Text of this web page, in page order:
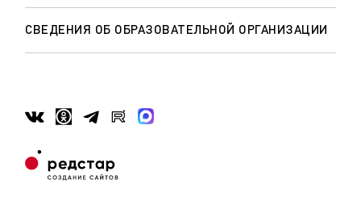
СВЕДЕНИЯ ОБ ОБРАЗОВАТЕЛЬНОЙ ОРГАНИЗАЦИИ